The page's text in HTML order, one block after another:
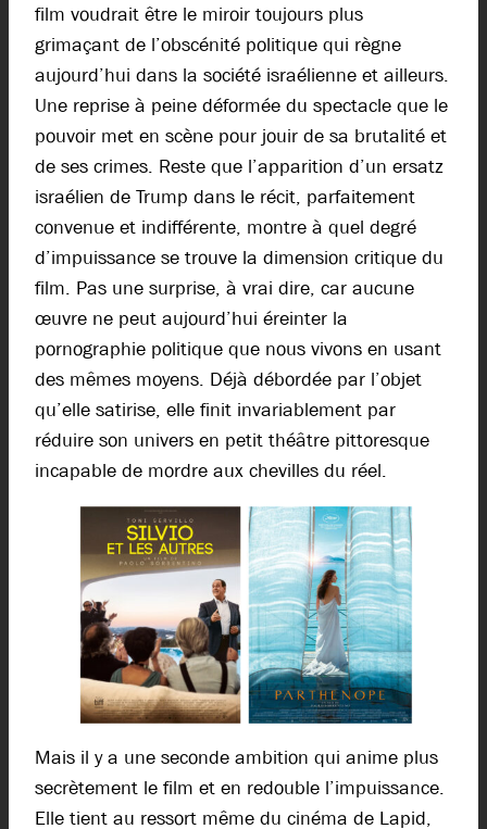
film voudrait être le miroir toujours plus
grimaçant de l’obscénité politique qui règne
aujourd’hui dans la société israélienne et ailleurs.
Une reprise à peine déformée du spectacle que le
pouvoir met en scène pour jouir de sa brutalité et
de ses crimes. Reste que l’apparition d’un ersatz
israélien de Trump dans le récit, parfaitement
convenue et indifférente, montre à quel degré
d’impuissance se trouve la dimension critique du
film. Pas une surprise, à vrai dire, car aucune
œuvre ne peut aujourd’hui éreinter la
pornographie politique que nous vivons en usant
des mêmes moyens. Déjà débordée par l’objet
qu’elle satirise, elle finit invariablement par
réduire son univers en petit théâtre pittoresque
incapable de mordre aux chevilles du réel.
Mais il y a une seconde ambition qui anime plus
secrètement le film et en redouble l’impuissance.
Elle tient au ressort même du cinéma de Lapid,